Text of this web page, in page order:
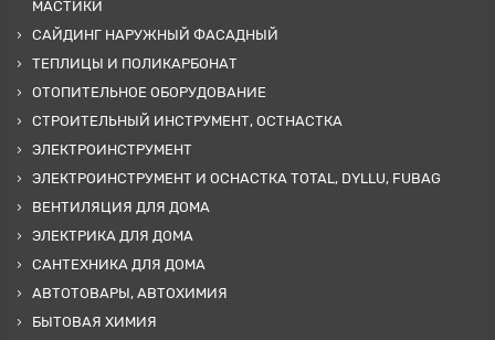
МАСТИКИ
САЙДИНГ НАРУЖНЫЙ ФАСАДНЫЙ
ТЕПЛИЦЫ И ПОЛИКАРБОНАТ
ОТОПИТЕЛЬНОЕ ОБОРУДОВАНИЕ
СТРОИТЕЛЬНЫЙ ИНСТРУМЕНТ, ОСТНАСТКА
ЭЛЕКТРОИНСТРУМЕНТ
ЭЛЕКТРОИНСТРУМЕНТ И ОСНАСТКА TOTAL, DYLLU, FUBAG
ВЕНТИЛЯЦИЯ ДЛЯ ДОМА
ЭЛЕКТРИКА ДЛЯ ДОМА
САНТЕХНИКА ДЛЯ ДОМА
АВТОТОВАРЫ, АВТОХИМИЯ
БЫТОВАЯ ХИМИЯ